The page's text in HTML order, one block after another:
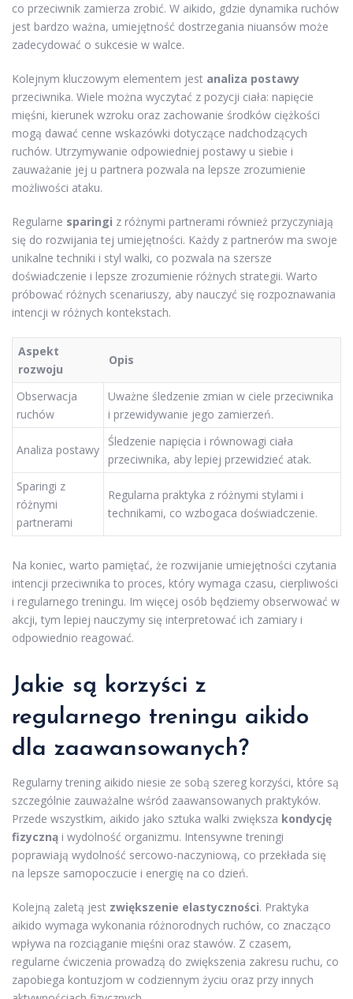
co przeciwnik zamierza zrobić. W aikido, gdzie dynamika ruchów
jest bardzo ważna, umiejętność dostrzegania niuansów może
zadecydować o sukcesie w walce.
Kolejnym kluczowym elementem jest analiza postawy
przeciwnika. Wiele można wyczytać z pozycji ciała: napięcie
mięśni, kierunek wzroku oraz zachowanie środków ciężkości
mogą dawać cenne wskazówki dotyczące nadchodzących
ruchów. Utrzymywanie odpowiedniej postawy u siebie i
zauważanie jej u partnera pozwala na lepsze zrozumienie
możliwości ataku.
Regularne sparingi z różnymi partnerami również przyczyniają
się do rozwijania tej umiejętności. Każdy z partnerów ma swoje
unikalne techniki i styl walki, co pozwala na szersze
doświadczenie i lepsze zrozumienie różnych strategii. Warto
próbować różnych scenariuszy, aby nauczyć się rozpoznawania
intencji w różnych kontekstach.
Aspekt
rozwoju
Opis
Obserwacja
ruchów
Uważne śledzenie zmian w ciele przeciwnika
i przewidywanie jego zamierzeń.
Analiza postawy
Śledzenie napięcia i równowagi ciała
przeciwnika, aby lepiej przewidzieć atak.
Sparingi z
różnymi
partnerami
Regularna praktyka z różnymi stylami i
technikami, co wzbogaca doświadczenie.
Na koniec, warto pamiętać, że rozwijanie umiejętności czytania
intencji przeciwnika to proces, który wymaga czasu, cierpliwości
i regularnego treningu. Im więcej osób będziemy obserwować w
akcji, tym lepiej nauczymy się interpretować ich zamiary i
odpowiednio reagować.
Jakie są korzyści z
regularnego treningu aikido
dla zaawansowanych?
Regularny trening aikido niesie ze sobą szereg korzyści, które są
szczególnie zauważalne wśród zaawansowanych praktyków.
Przede wszystkim, aikido jako sztuka walki zwiększa kondycję
fizyczną i wydolność organizmu. Intensywne treningi
poprawiają wydolność sercowo-naczyniową, co przekłada się
na lepsze samopoczucie i energię na co dzień.
Kolejną zaletą jest zwiększenie elastyczności. Praktyka
aikido wymaga wykonania różnorodnych ruchów, co znacząco
wpływa na rozciąganie mięśni oraz stawów. Z czasem,
regularne ćwiczenia prowadzą do zwiększenia zakresu ruchu, co
zapobiega kontuzjom w codziennym życiu oraz przy innych